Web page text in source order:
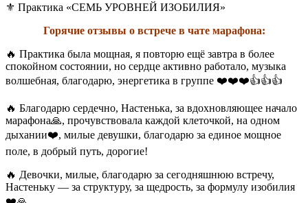
⚜️ Практика «СЕМЬ УРОВНЕЙ ИЗОБИЛИЯ»
Горячие отзывы о встрече в чате марафона:
🔥 Практика была мощная, я повторю ещё завтра в более
спокойном состоянии, но сердце активно работало, музыка
волшебная, благодарю, энергетика в группе ❤️❤️❤️👍👍👍
🔥 Благодарю сердечно, Настенька, за вдохновляющее начало
марафона🙏, прочувствовала каждой клеточкой, на одном
дыхании❤️, милые девушки, благодарю за единое мощное
поле, в добрый путь, дорогие!
🔥 Девочки, милые, благодарю за сегодняшнюю встречу,
Настеньку — за структуру, за щедрость, за формулу изобилия